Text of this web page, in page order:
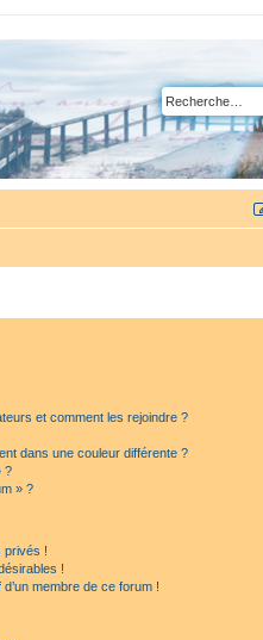
et comment les rejoindre ?
dans une couleur différente ?
?
» ?
privés !
!
membre de ce forum !